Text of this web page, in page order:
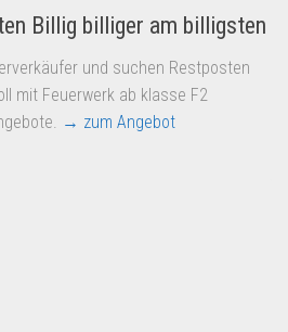
Billig billiger am billigsten
und suchen Restposten
mit Feuerwerk ab klasse F2
→ zum Angebot